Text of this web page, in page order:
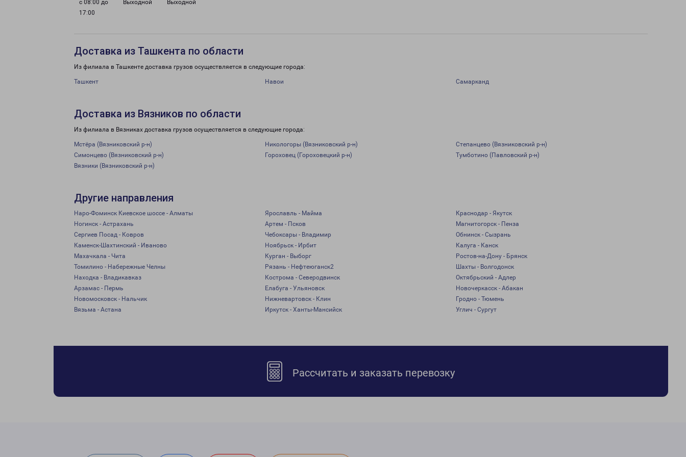
с 08:00 до
17:00
Выходной Выходной
Доставка из Ташкента по области
Из филиала в Ташкенте доставка грузов осуществляется в следующие города:
Ташкент Навои Самарканд
Доставка из Вязников по области
Из филиала в Вязниках доставка грузов осуществляется в следующие города:
Мстёра (Вязниковский р-н) Никологоры (Вязниковский р-н)
Степанцево (Вязниковский р-н)
Симонцево (Вязниковский р-н)
Гороховец (Гороховецкий р-н)
Тумботино (Павловский р-н)
Вязники (Вязниковский р-н)
Другие направления
Наро-Фоминск Киевское шоссе - Алматы Ярославль - Майма
Краснодар - Якутск
Ногинск - Астрахань
Артем - Псков
Магнитогорск - Пенза
Сергиев Посад - Ковров
Чебоксары - Владимир
Обнинск - Сызрань
Каменск-Шахтинский - Иваново
Ноябрьск - Ирбит
Калуга - Канск
Махачкала - Чита
Курган - Выборг
Ростов-на-Дону - Брянск
Томилино - Набережные Челны
Рязань - Нефтеюганск2
Шахты - Волгодонск
Находка - Владикавказ
Кострома - Северодвинск
Октябрьский - Адлер
Арзамас - Пермь
Елабуга - Ульяновск
Новочеркасск - Абакан
Новомосковск - Нальчик
Нижневартовск - Клин
Гродно - Тюмень
Вязьма - Астана
Иркутск - Ханты-Мансийск Углич - Сургут
Рассчитать и заказать перевозку